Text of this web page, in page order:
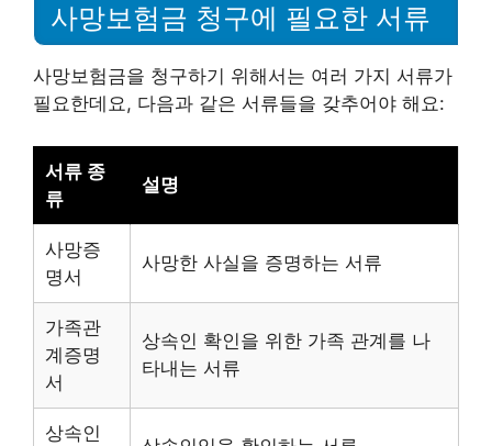
사망보험금 청구에 필요한 서류
사망보험금을 청구하기 위해서는 여러 가지 서류가
필요한데요, 다음과 같은 서류들을 갖추어야 해요:
서류 종
류
설명
사망증
명서
사망한 사실을 증명하는 서류
가족관
계증명
서
상속인 확인을 위한 가족 관계를 나
타내는 서류
상속인